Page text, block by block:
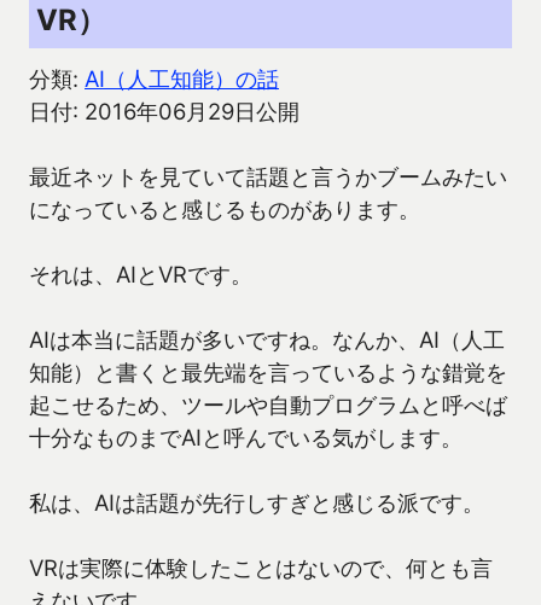
VR）
分類: AI（人工知能）の話
日付: 2016年06月29日公開
最近ネットを見ていて話題と言うかブームみたい
になっていると感じるものがあります。
それは、AIとVRです。
AIは本当に話題が多いですね。なんか、AI（人工
知能）と書くと最先端を言っているような錯覚を
起こせるため、ツールや自動プログラムと呼べば
十分なものまでAIと呼んでいる気がします。
私は、AIは話題が先行しすぎと感じる派です。
VRは実際に体験したことはないので、何とも言